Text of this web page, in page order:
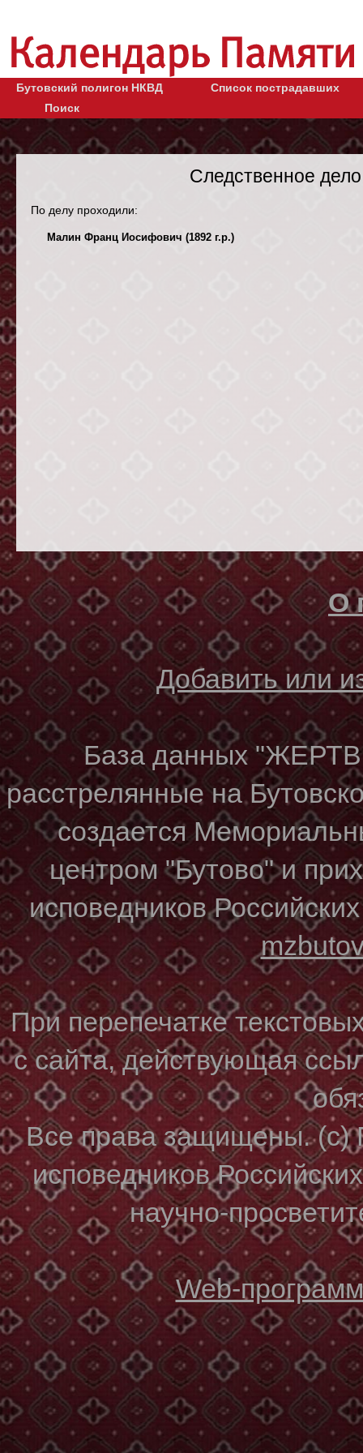
Бутовский полигон НКВД
Список пострадавших
Поиск
Следственное
По делу проходили:
Малин Франц Иосифович (1892 г.р.)
О
Добавить или
База данных
расстрелянные на
создается
центром "Бутово" и
исповедников
При перепечатке
с сайта, действующая
Все права защищены. (с)
исповедников
научно-
Web-